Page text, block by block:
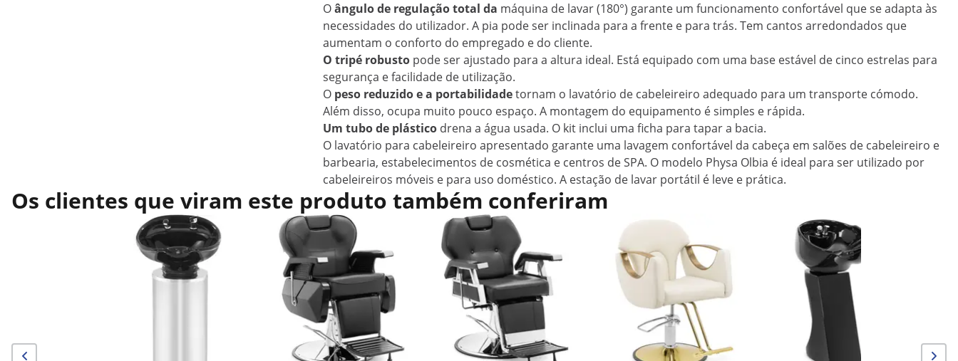
Oângulo de regulação total da máquina de lavar (180°) garante um funcionamento confortável que se adapta às
necessidades do utilizador. A pia pode ser inclinada para a frente e para trás. Tem cantos arredondados que
aumentam o conforto do empregado e do cliente.
O tripé robusto pode ser ajustado para a altura ideal. Está equipado com uma base estável de cinco estrelas para
segurança e facilidade de utilização.
O peso reduzido e a portabilidadetornam o lavatório de cabeleireiro adequado para um transporte cómodo.
Além disso, ocupa muito pouco espaço. A montagem do equipamento é simples e rápida.
Um tubo de plástico drena a água usada. O kit inclui uma ficha para tapar a bacia.
O lavatório para cabeleireiro apresentado garante uma lavagem confortável da cabeça em salões de cabeleireiro e
barbearia, estabelecimentos de cosmética e centros de SPA. O modelo Physa Olbia é ideal para ser utilizado por
cabeleireiros móveis e para uso doméstico. A estação de lavar portátil é leve e prática.
Os clientes que viram este produto também conferiram